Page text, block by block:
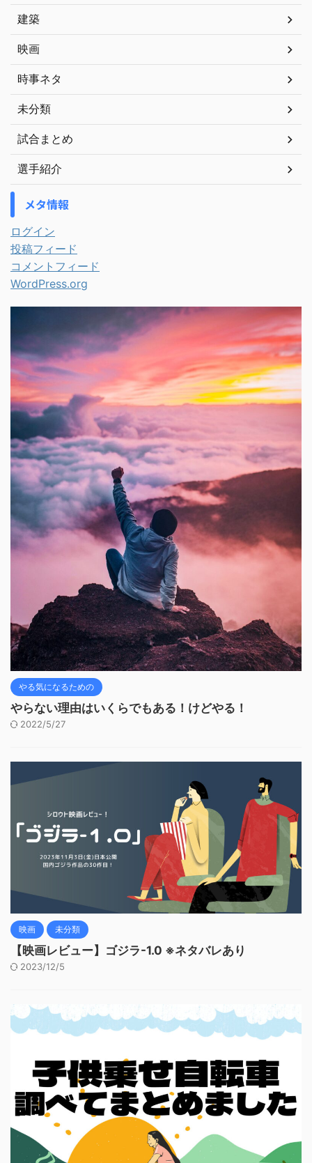
建築
映画
時事ネタ
未分類
試合まとめ
選手紹介
メタ情報
ログイン
投稿フィード
コメントフィード
WordPress.org
やる気になるための
やらない理由はいくらでもある！けどやる！
2022/5/27
映画 未分類
【映画レビュー】ゴジラ-1.0 ※ネタバレあり
2023/12/5